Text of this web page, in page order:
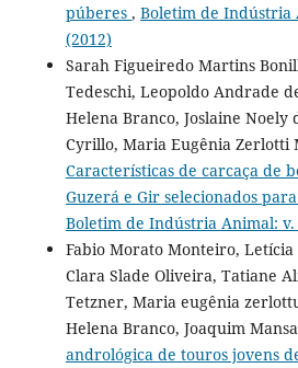
púberes , Boletim de Indústria
(2012)
Sarah Figueiredo Martins
Tedeschi, Leopoldo Andrade
Helena Branco, Joslaine Noely
Cyrillo, Maria Eugênia Zerlotti
Características de carcaça de
Guzerá e Gir selecionados
Boletim de Indústria Animal: v.
Fabio Morato Monteiro, Letícia
Clara Slade Oliveira, Tatiane
Tetzner, Maria eugênia
Helena Branco, Joaquim
andrológica de touros jovens